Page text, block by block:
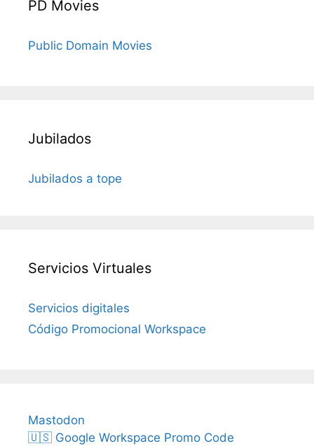
PD Movies
Public Domain Movies
Jubilados
Jubilados a tope
Servicios Virtuales
Servicios digitales
Código Promocional Workspace
Mastodon
🇺🇸 Google Workspace Promo Code